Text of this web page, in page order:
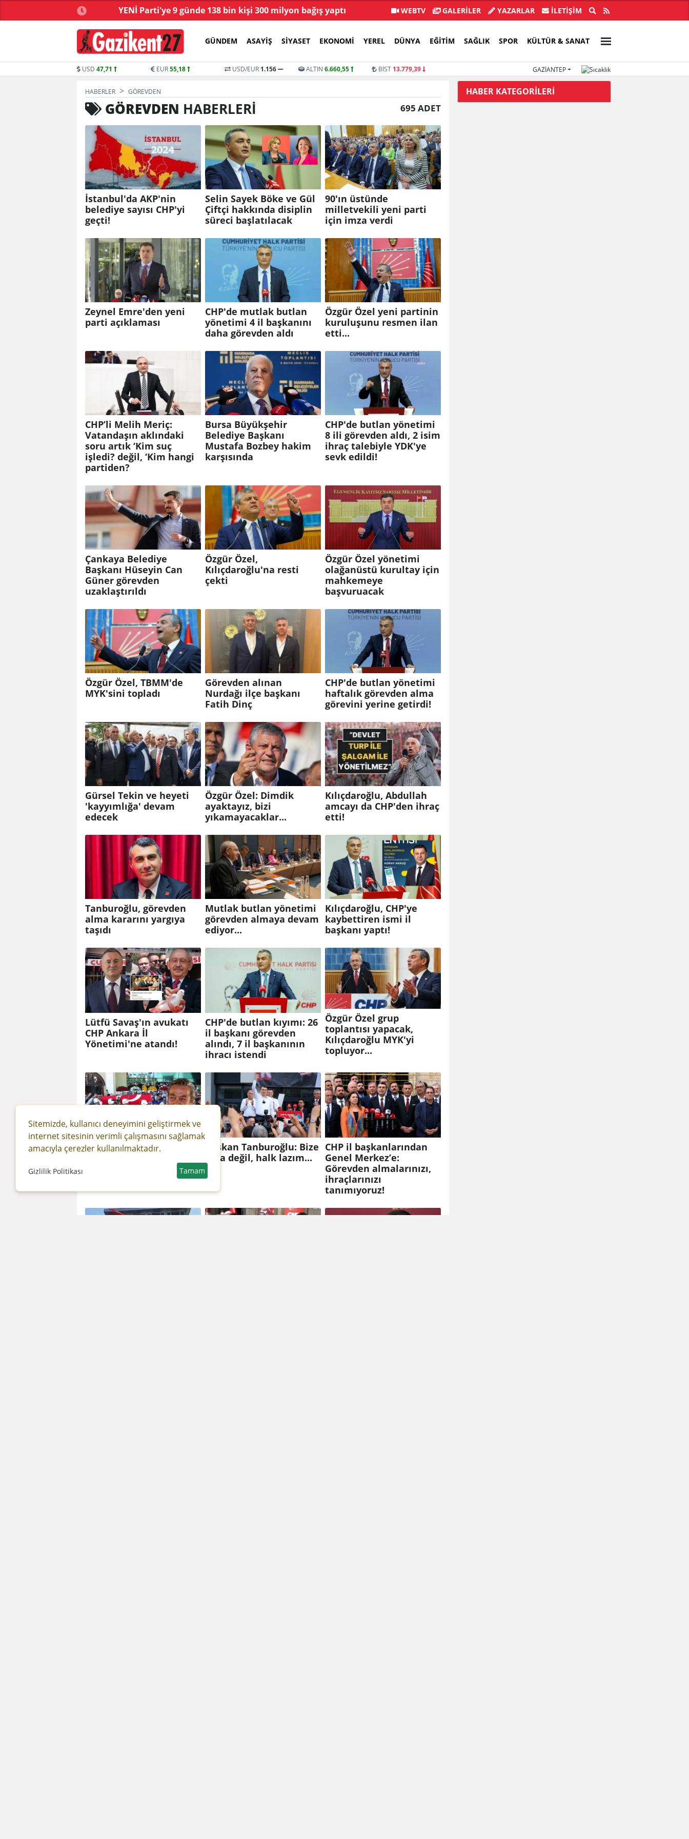
yasa tartışmalarla
başladı
YENİ Parti'ye 9 günde 138 bin kişi 300 milyon bağış yaptı Menderes Belediye Başkanı İlkay Çiçek tutuklandı!
WEBTV GALERİLER YAZARLAR İLETIŞIM
GÜNDEM ASAYIŞ SIYASET EKONOMI YEREL DÜNYA EĞITIM SAĞLIK SPOR KÜLTÜR & SANAT
USD 47,71 EUR55,18 USD/EUR 1.156 ALTIN 6.660,55 BİST 13.779,39 GAZIANTEP
HABERLER GÖREVDEN
GÖREVDEN HABERLERI 695 ADET
İstanbul'da AKP'nin
belediye sayısı CHP'yi
geçti!
Selin Sayek Böke ve Gül
Çiftçi hakkında disiplin
süreci başlatılacak
90'ın üstünde
milletvekili yeni parti
için imza verdi
Zeynel Emre'den yeni
parti açıklaması
CHP'de mutlak butlan
yönetimi 4 il başkanını
daha görevden aldı
Özgür Özel yeni partinin
kuruluşunu resmen ilan
etti...
CHP’li Melih Meriç:
Vatandaşın aklındaki
soru artık ‘Kim suç
işledi? değil, ‘Kim hangi
partiden?
Bursa Büyükşehir
Belediye Başkanı
Mustafa Bozbey hakim
karşısında
CHP'de butlan yönetimi
8 ili görevden aldı, 2 isim
ihraç talebiyle YDK'ye
sevk edildi!
Çankaya Belediye
Başkanı Hüseyin Can
Güner görevden
uzaklaştırıldı
Özgür Özel,
Kılıçdaroğlu'na resti
çekti
Özgür Özel yönetimi
olağanüstü kurultay için
mahkemeye
başvuruacak
Özgür Özel, TBMM'de
MYK'sini topladı
Görevden alınan
Nurdağı ilçe başkanı
Fatih Dinç
CHP'de butlan yönetimi
haftalık görevden alma
görevini yerine getirdi!
Gürsel Tekin ve heyeti
'kayyımlığa' devam
edecek
Özgür Özel: Dimdik
ayaktayız, bizi
yıkamayacaklar...
Kılıçdaroğlu, Abdullah
amcayı da CHP'den ihraç
etti!
Tanburoğlu, görevden
alma kararını yargıya
taşıdı
Mutlak butlan yönetimi
görevden almaya devam
ediyor...
Kılıçdaroğlu, CHP'ye
kaybettiren ismi il
başkanı yaptı!
Lütfü Savaş'ın avukatı
CHP Ankara İl
Yönetimi'ne atandı!
CHP'de butlan kıyımı: 26
il başkanı görevden
alındı, 7 il başkanının
ihracı istendi
Özgür Özel grup
toplantısı yapacak,
Kılıçdaroğlu MYK'yi
topluyor...
Yeşilçam'ın 'Kadir Abi'si
Başkan Tanburoğlu: Bize
bina değil, halk lazım...
CHP il başkanlarından
Genel Merkez’e:
Görevden almalarınızı,
ihraçlarınızı
tanımıyoruz!
HABER KATEGORİLERİ
Sitemizde, kullanıcı deneyimini geliştirmek ve
internet sitesinin verimli çalışmasını sağlamak
amacıyla çerezler kullanılmaktadır.
Gizlilik Politikası Tamam